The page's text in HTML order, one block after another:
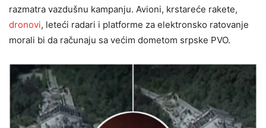
razmatra vazdušnu kampanju. Avioni, krstareće rakete,
dronovi, leteći radari i platforme za elektronsko ratovanje
morali bi da računaju sa većim dometom srpske PVO.